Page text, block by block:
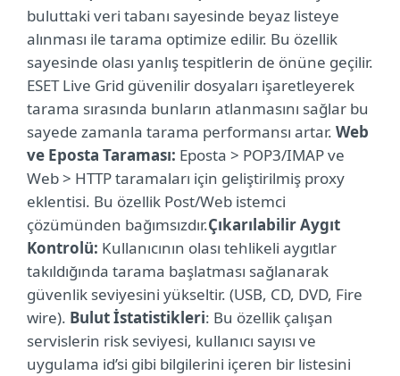
buluttaki veri tabanı sayesinde beyaz listeye
alınması ile tarama optimize edilir. Bu özellik
sayesinde olası yanlış tespitlerin de önüne geçilir.
ESET Live Grid güvenilir dosyaları işaretleyerek
tarama sırasında bunların atlanmasını sağlar bu
sayede zamanla tarama performansı artar. Web
ve Eposta Taraması: Eposta > POP3/IMAP ve
Web > HTTP taramaları için geliştirilmiş proxy
eklentisi. Bu özellik Post/Web istemci
çözümünden bağımsızdır.Çıkarılabilir Aygıt
Kontrolü: Kullanıcının olası tehlikeli aygıtlar
takıldığında tarama başlatması sağlanarak
güvenlik seviyesini yükseltir. (USB, CD, DVD, Fire
wire). Bulut İstatistikleri: Bu özellik çalışan
servislerin risk seviyesi, kullanıcı sayısı ve
uygulama id’si gibi bilgilerini içeren bir listesini